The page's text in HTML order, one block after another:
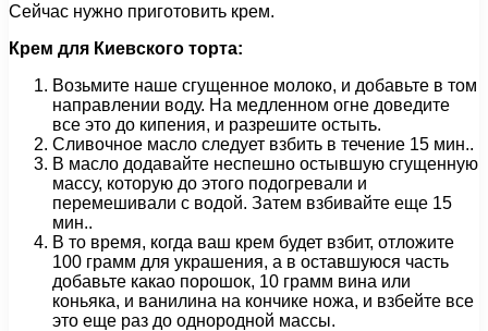
Сейчас нужно приготовить крем.
Крем для Киевского торта:
Возьмите наше сгущенное молоко, и добавьте в том
направлении воду. На медленном огне доведите
все это до кипения, и разрешите остыть.
Сливочное масло следует взбить в течение 15 мин..
В масло додавайте неспешно остывшую сгущенную
массу, которую до этого подогревали и
перемешивали с водой. Затем взбивайте еще 15
мин..
В то время, когда ваш крем будет взбит, отложите
100 грамм для украшения, а в оставшуюся часть
добавьте какао порошок, 10 грамм вина или
коньяка, и ванилина на кончике ножа, и взбейте все
это еще раз до однородной массы.